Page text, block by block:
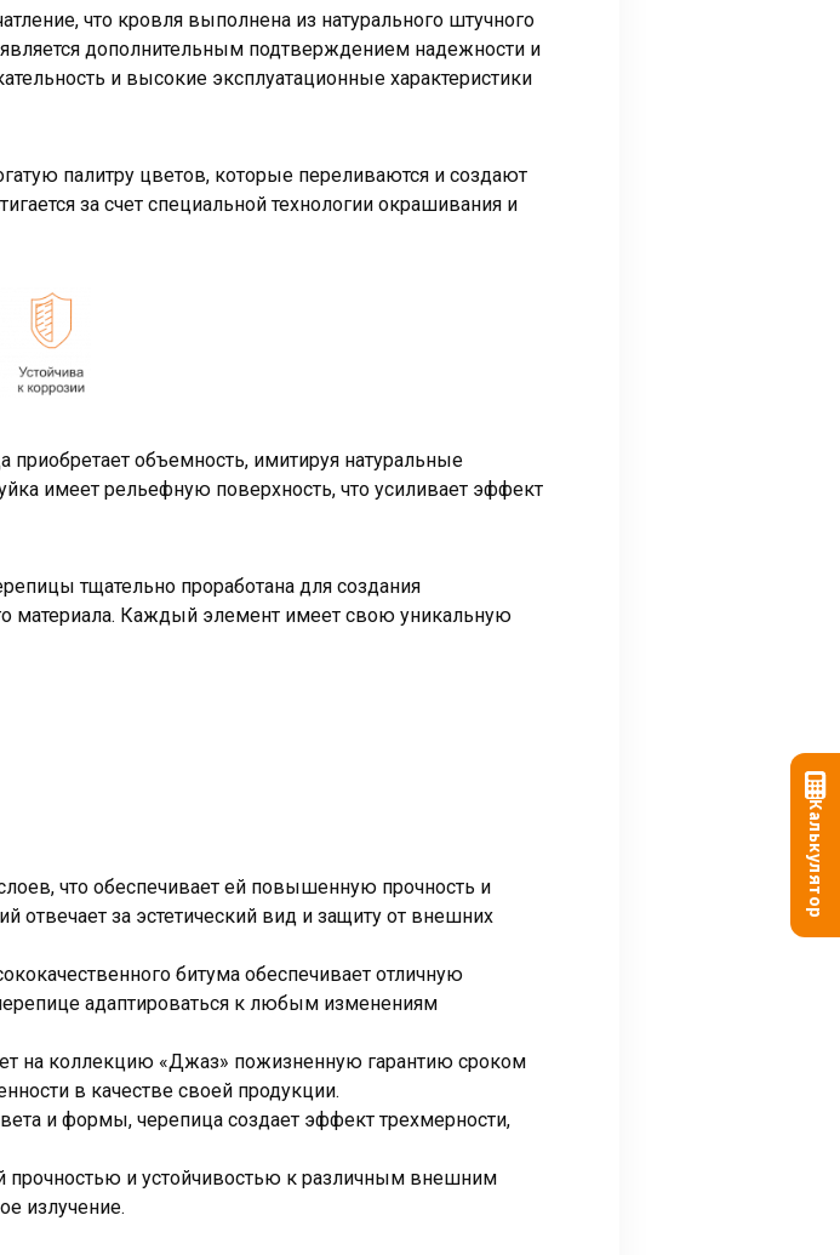
что кровля выполнена из натурального штучного
дополнительным подтверждением надежности и
и высокие эксплуатационные характеристики
палитру цветов, которые переливаются и создают
за счет специальной технологии окрашивания и
приобретает объемность, имитируя натуральные
имеет рельефную поверхность, что усиливает эффект
тщательно проработана для создания
материала. Каждый элемент имеет свою уникальную
что обеспечивает ей повышенную прочность и
отвечает за эстетический вид и защиту от внешних
битума обеспечивает отличную
адаптироваться к любым изменениям
на коллекцию «Джаз» пожизненную гарантию сроком
в качестве своей продукции.
и формы, черепица создает эффект трехмерности,
прочностью и устойчивостью к различным внешним
излучение.
Калькулятор